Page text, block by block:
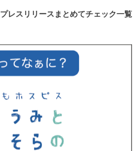
プレスリリースまとめてチェック一覧